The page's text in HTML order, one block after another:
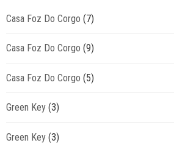
Casa Foz Do Corgo (7)
Casa Foz Do Corgo (9)
Casa Foz Do Corgo (5)
Green Key (3)
Green Key (3)